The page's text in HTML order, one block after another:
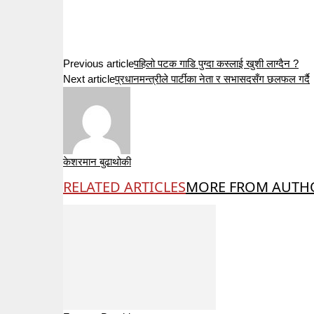
Previous articleपहिलो पटक गाडि पुग्दा कस्लाई खुशी लाग्दैन ?
Next articleप्रधानमन्त्रीले पार्टीका नेता र सभासदसँग छलफल गर्दै
केशरमान बुढाथोकी
RELATED ARTICLESMORE FROM